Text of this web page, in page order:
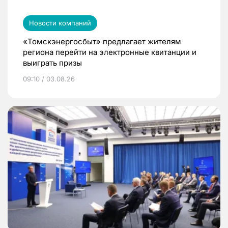
Новости компаний
«Томскэнергосбыт» предлагает жителям
региона перейти на электронные квитанции и
выиграть призы
09:10 / 03.08.26